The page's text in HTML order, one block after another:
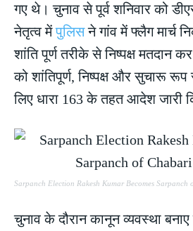
गए थे। चुनाव से पूर्व शनिवार को
नेतृत्व मेंपुलिसने गांव में फ्लैग मार्च
शांति पूर्ण तरीके से निष्पक्ष मतदान
को शांतिपूर्ण, निष्पक्ष और सुचारू
लिए धारा 163 के तहत आदेश जारी
Sarpanch Election Rakesh Kumar Becomes Sarpanch
चुनाव के दौरान कानून व्यवस्था